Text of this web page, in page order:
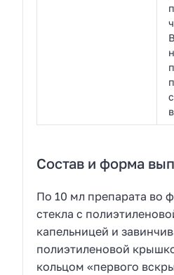
Состав и форма
По 10 мл препарата во
стекла с
капельницей и
полиэтиленовой
кольцом «первого